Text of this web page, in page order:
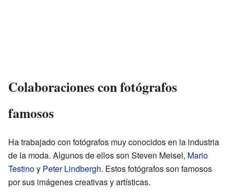
Colaboraciones con fotógrafos
famosos
Ha trabajado con fotógrafos muy conocidos en la industria
de la moda. Algunos de ellos son Steven Meisel, Mario
Testinoy Peter Lindbergh. Estos fotógrafos son famosos
por sus imágenes creativas y artísticas.